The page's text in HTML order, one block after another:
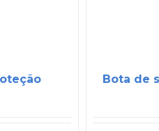
Bota de